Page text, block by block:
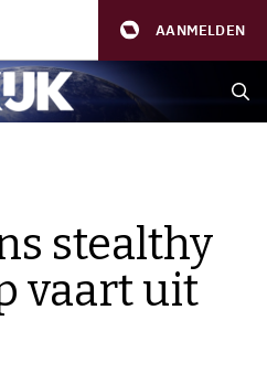
AANMELDEN
stealthy
vaart uit